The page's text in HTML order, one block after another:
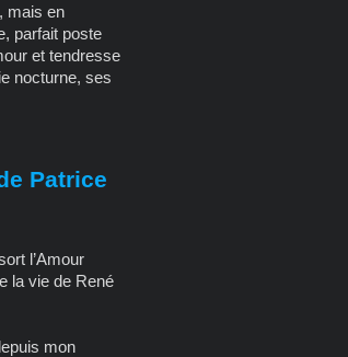
mais en
parfait poste
et tendresse
nocturne, ses
Patrice
l’Amour
la vie de René
mon